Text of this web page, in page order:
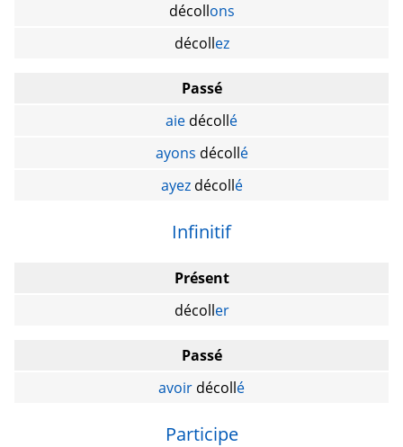
décollons
décollez
Passé
aie décollé
ayons décollé
ayezdécollé
Infinitif
Présent
décoller
Passé
avoir décollé
Participe